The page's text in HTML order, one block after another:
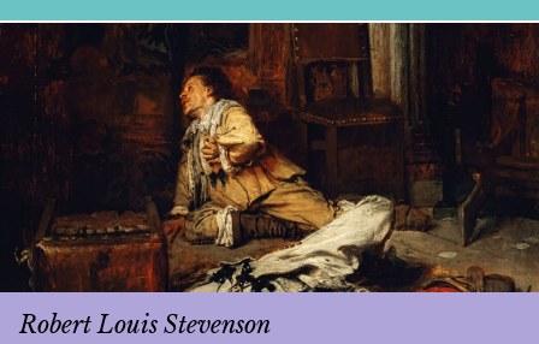
Robert Louis Stevenson